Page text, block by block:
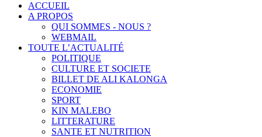
ACCUEIL
A PROPOS
QUI SOMMES - NOUS ?
WEBMAIL
TOUTE L’ACTUALITÉ
POLITIQUE
CULTURE ET SOCIETE
BILLET DE ALI KALONGA
ECONOMIE
SPORT
KIN MALEBO
LITTERATURE
SANTE ET NUTRITION